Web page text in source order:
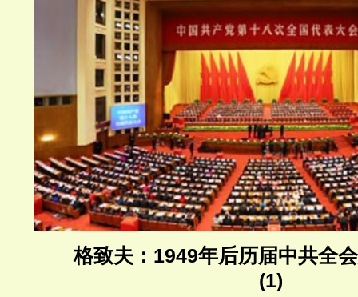
格致夫：1949年后历届中共全
(1)